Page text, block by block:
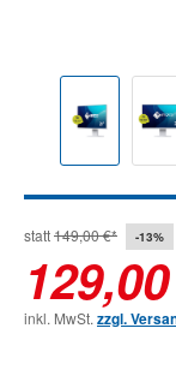
statt149,00 €* -13%
inkl. MwSt. zzgl.